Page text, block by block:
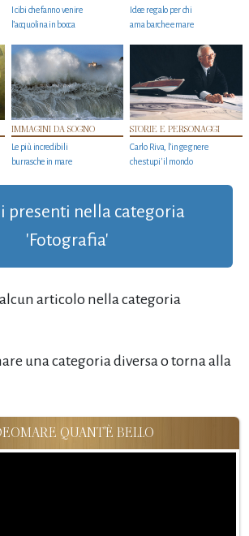
I cibi che fanno venire
l’acquolina in bocca
Idee regalo per chi
ama barche e mare
IMMAGINI DA SOGNO
Le più incredibili
burrasche in mare
STORIE E PERSONAGGI
Carlo Riva, l’ingegnere
che stupi' il mondo
presenti nella categoria
'Fotografia'
articolo nella categoria
una categoria diversa o torna alla
QUANT'È BELLO